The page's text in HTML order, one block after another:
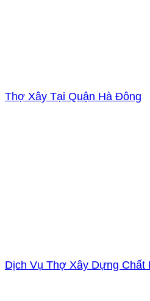
Thợ Xây Tại Quận Hà Đông
Dịch Vụ Thợ Xây Dựng Chất